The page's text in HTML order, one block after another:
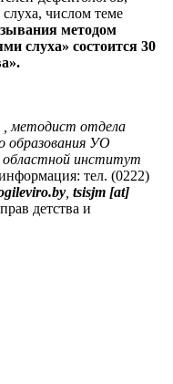
числом теме
методом
слуха» состоится 30
, методист отдела
образования УО
областной институт
тел. (0222)
tsisjm [at]
детства и